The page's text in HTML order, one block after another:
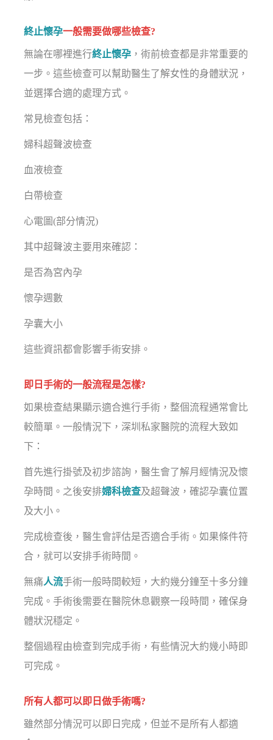
終止懷孕一般需要做哪些檢查?
無論在哪裡進行終止懷孕 ，術前檢查都是非常重要的
一步。這些檢查可以幫助醫生了解女性的身體狀況，
並選擇合適的處理方式。
常見檢查包括：
婦科超聲波檢查
血液檢查
白帶檢查
心電圖(部分情況)
其中超聲波主要用來確認：
是否為宮內孕
懷孕週數
孕囊大小
這些資訊都會影響手術安排。
即日手術的一般流程是怎樣?
如果檢查結果顯示適合進行手術，整個流程通常會比
較簡單。一般情況下，深圳私家醫院的流程大致如
下：
首先進行掛號及初步諮詢，醫生會了解月經情況及懷
孕時間。之後安排婦科檢查及超聲波，確認孕囊位置
及大小。
完成檢查後，醫生會評估是否適合手術。如果條件符
合，就可以安排手術時間。
無痛人流手術一般時間較短，大約幾分鐘至十多分鐘
完成。手術後需要在醫院休息觀察一段時間，確保身
體狀況穩定。
整個過程由檢查到完成手術，有些情況大約幾小時即
可完成。
所有人都可以即日做手術嗎?
雖然部分情況可以即日完成，但並不是所有人都適